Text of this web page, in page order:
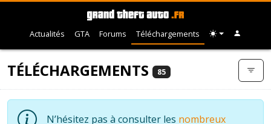
Actualités GTA Forums Téléchargements
TÉLÉCHARGEMENTS 85
N’hésitez pas à consulter les nombreux